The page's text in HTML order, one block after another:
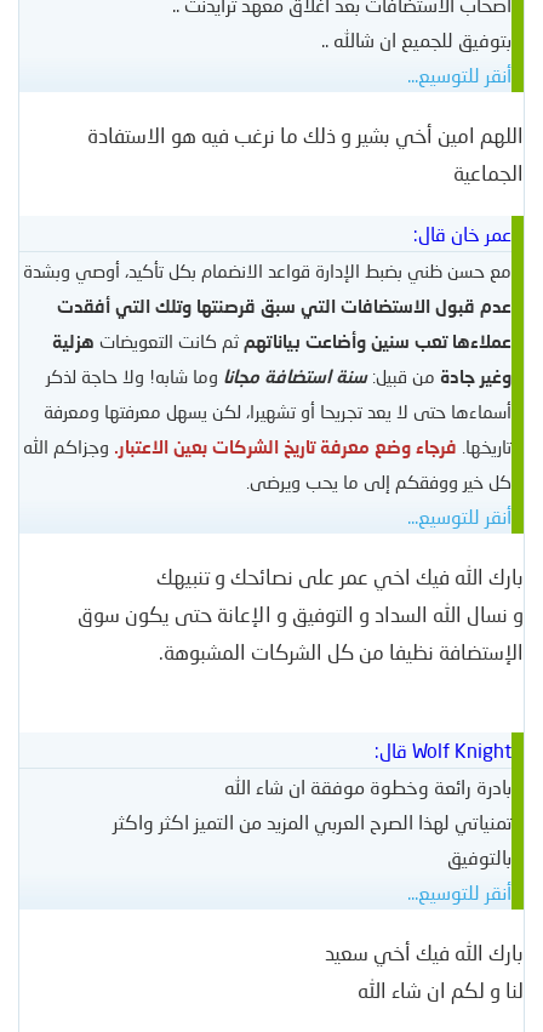
بتوفيق للجميع ان شالله ..
أنقر للتوسيع...
اللهم امين أخي بشير و ذلك ما نرغب فيه هو الاستفادة
الجماعية
عمر خان قال:
مع حسن ظني بضبط الإدارة قواعد الانضمام بكل تأكيد، أوصي وبشدة
عدم قبول الاستضافات التي سبق قرصنتها وتلك التي أفقدت
عملاءها تعب سنين وأضاعت بياناتهم ثم كانت التعويضات هزلية
وغير جادة من قبيل:سنة استضافة مجانا وما شابه! ولا حاجة لذكر
أسماءها حتى لا يعد تجريحا أو تشهيرا، لكن يسهل معرفتها ومعرفة
تاريخها. فرجاء وضع معرفة تاريخ الشركات بعين الاعتبار. وجزاكم الله
كل خير ووفقكم إلى ما يحب ويرضى.
أنقر للتوسيع...
بارك الله فيك اخي عمر على نصائحك و تنبيهك
و نسال الله السداد و التوفيق و الإعانة حتى يكون سوق
الإستضافة نظيفا من كل الشركات المشبوهة.
Wolf Knight قال:
بادرة رائعة وخطوة موفقة ان شاء الله
تمنياتي لهذا الصرح العربي المزيد من التميز اكثر واكثر
بالتوفيق
أنقر للتوسيع...
بارك الله فيك أخي سعيد
لنا و لكم ان شاء الله